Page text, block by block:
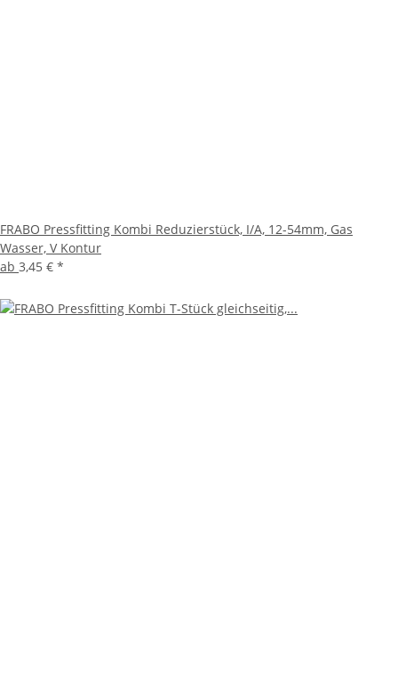
FRABO Pressfitting Kombi Reduzierstück, I/A, 12-54mm, Gas
Wasser, V Kontur
ab 3,45 € *